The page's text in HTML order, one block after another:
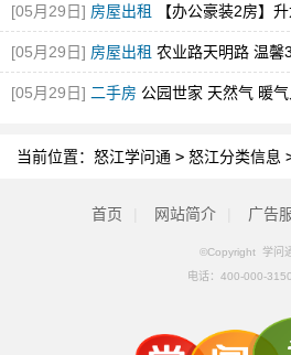
随时看[图]
[05月29日] 房屋出租 【办公豪装2房】
电市场中博旁急租[图]
[05月29日] 房屋出租 农业路天明路 温馨
[05月29日] 二手房 公园世家 天然气 暖
当前位置： 怒江学问通 > 怒江分类信息
首页 网站简介 广告
©Copyright 学问
电话： 400-000-3150